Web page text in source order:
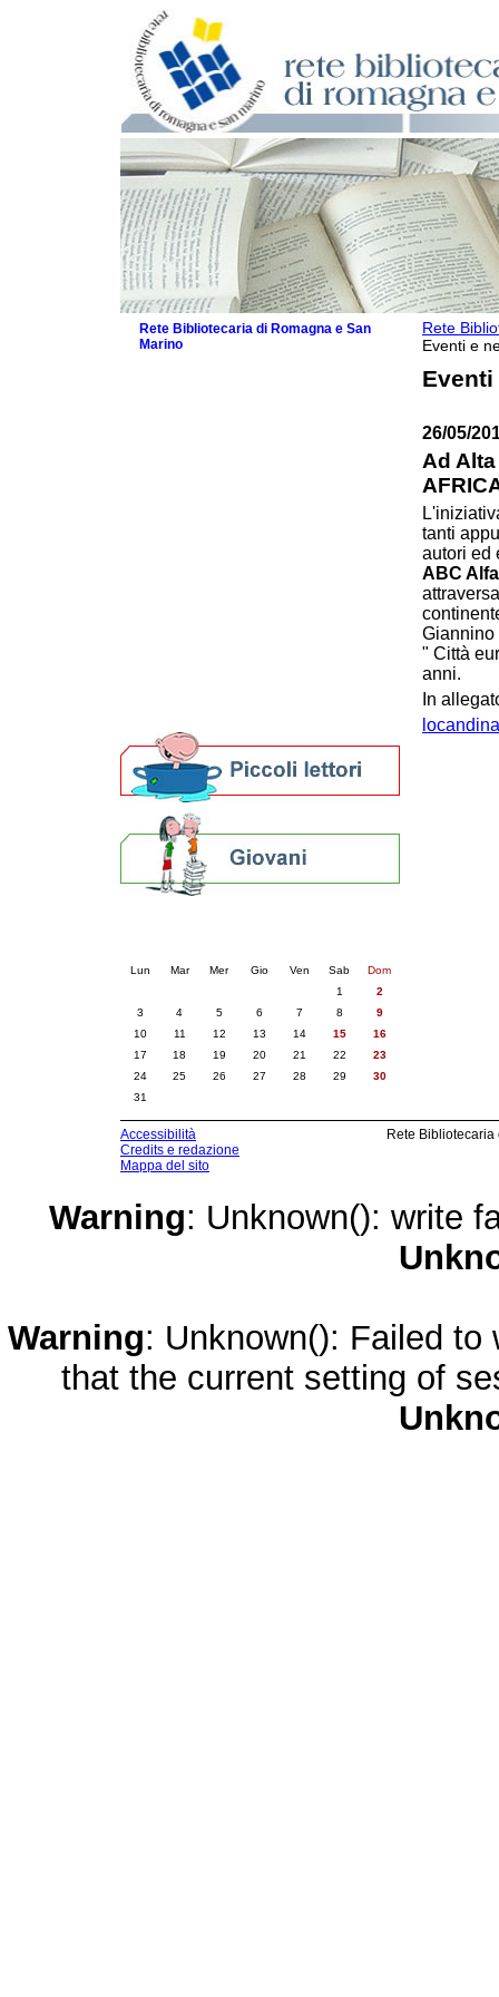
Rete
Eventi e
Eventi
26/05/
Ad
tanti
autori ed
ABC
Giannino
" Città
anni.
In
Rete Bibliotecaria di Romagna e San
Marino
Lun Mar Mer Gio Ven Sab
Dom
1
2
3
4 5 6 7 8
9
10
11 12 13 14 15
16
17
18 19 20 21 22
23
24
25 26 27 28 29
30
31
Accessibilità
Credits e redazione
Mappa del sito
Rete
Warning: Unknown(): write
Warning: Unknown(): Failed
that the current setting of